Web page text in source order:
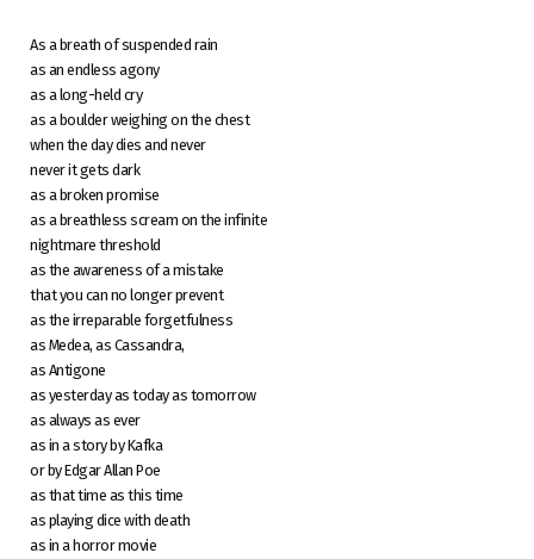
As a breath of suspended rain
as an endless agony
as a long-held cry
as a boulder weighing on the chest
when the day dies and never
never it gets dark
as a broken promise
as a breathless scream on the infinite
nightmare threshold
as the awareness of a mistake
that you can no longer prevent
as the irreparable forgetfulness
as Medea, as Cassandra,
as Antigone
as yesterday as today as tomorrow
as always as ever
as in a story by Kafka
or by Edgar Allan Poe
as that time as this time
as playing dice with death
as in a horror movie